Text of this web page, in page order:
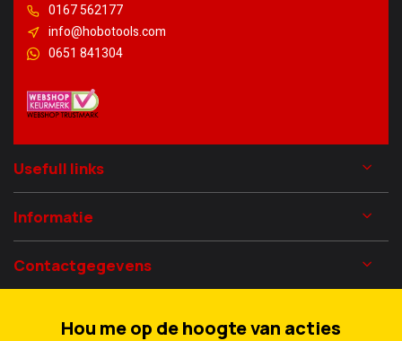
0167 562177
info@hobotools.com
0651 841304
Usefull links
Informatie
Contactgegevens
Hou me op de hoogte van acties